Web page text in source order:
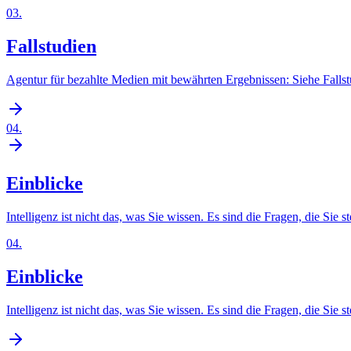
03.
Fallstudien
Agentur für bezahlte Medien mit bewährten Ergebnissen: Siehe
04.
Einblicke
Intelligenz ist nicht das, was Sie wissen. Es sind die Fragen, die Sie
04.
Einblicke
Intelligenz ist nicht das, was Sie wissen. Es sind die Fragen, die Sie